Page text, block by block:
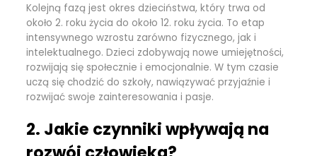
Kolejną fazą jest okres dzieciństwa, który trwa od
około 2. roku życia do około 12. roku życia. To etap
intensywnego wzrostu zarówno fizycznego, jak i
intelektualnego. Dzieci zdobywają nowe umiejętności,
rozwijają się społecznie i emocjonalnie. W tym czasie
uczą się chodzić do szkoły, nawiązywać przyjaźnie i
rozwijać swoje zainteresowania i pasje.
2. Jakie czynniki wpływają na